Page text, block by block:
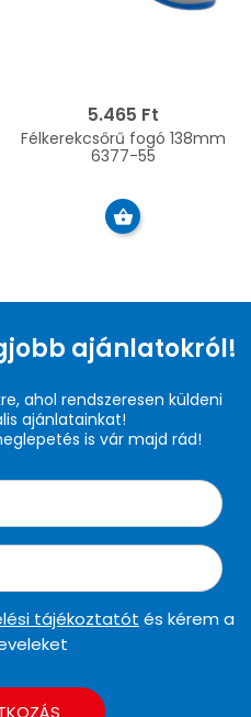
5.465 Ft
Félkerekcsőrű fogó 138mm
6377-55
ajánlatokról!
ahol rendszeresen küldeni
ajánlatainkat!
is vár majd rád!
tájékoztatót és kérem a